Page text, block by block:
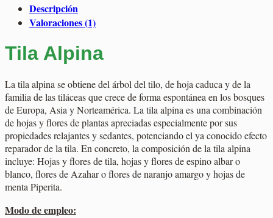
Descripción
Valoraciones (1)
Tila Alpina
La tila alpina se obtiene del árbol del tilo, de hoja caduca y de la
familia de las tiláceas que crece de forma espontánea en los bosques
de Europa, Asia y Norteamérica. La tila alpina es una combinación
de hojas y flores de plantas apreciadas especialmente por sus
propiedades relajantes y sedantes, potenciando el ya conocido efecto
reparador de la tila. En concreto, la composición de la tila alpina
incluye: Hojas y flores de tila, hojas y flores de espino albar o
blanco, flores de Azahar o flores de naranjo amargo y hojas de
menta Piperita.
Modo de empleo: